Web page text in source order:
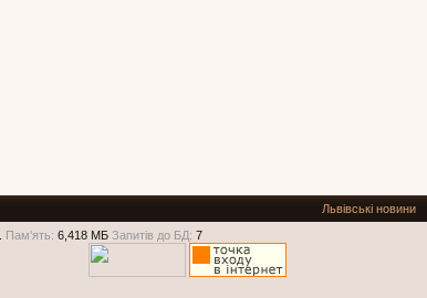
Львівські новини
Пам'ять: 6,418 МБ Запитів до БД: 7